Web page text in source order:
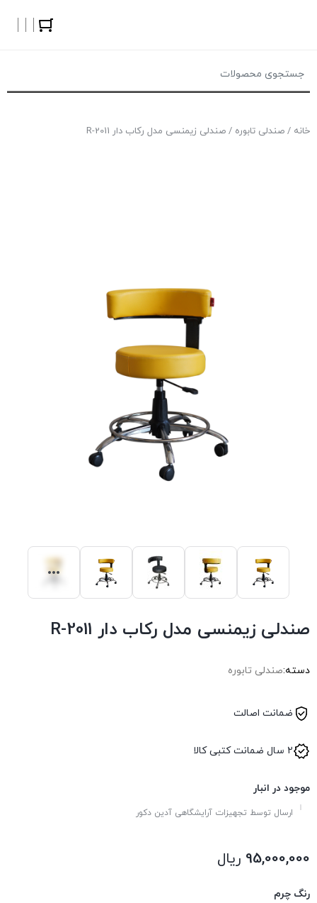
خانه / صندلی تابوره / صندلی زیمنسی مدل رکاب دار 2011-R
صندلی زیمنسی مدل رکاب دار 2011-R
دسته:صندلی تابوره
ضمانت اصالت
۲ سال ضمانت کتبی کالا
موجود در انبار
ارسال توسط تجهیزات آرایشگاهی آدین دکور
95,000,000 ریال
رنگ چرم